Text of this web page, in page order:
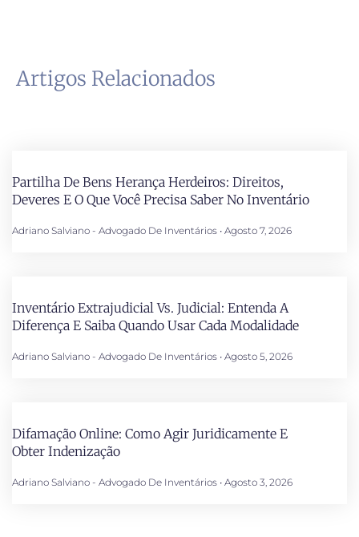
Artigos Relacionados
Partilha De Bens Herança Herdeiros: Direitos,
Deveres E O Que Você Precisa Saber No Inventário
Adriano Salviano - Advogado De Inventários Agosto 7, 2026
Inventário Extrajudicial Vs. Judicial: Entenda A
Diferença E Saiba Quando Usar Cada Modalidade
Adriano Salviano - Advogado De Inventários Agosto 5, 2026
Difamação Online: Como Agir Juridicamente E
Obter Indenização
Adriano Salviano - Advogado De Inventários Agosto 3, 2026